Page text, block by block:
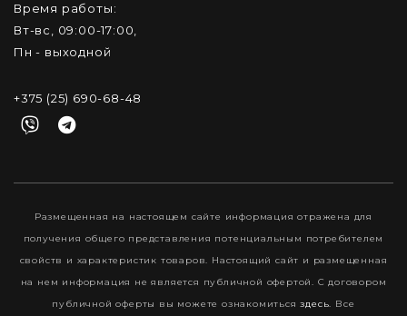
Время работы:
Вт-вс, 09:00-17:00,
Пн - выходной
+375 (25) 690-68-48
Размещенная на настоящем сайте информация отражена для
получения общего представления потенциальным потребителем
свойств и характеристик товаров. Настоящий сайт и размещенная
на нем информация не является публичной офертой. С договором
публичной оферты вы можете ознакомитьсяздесь. Все